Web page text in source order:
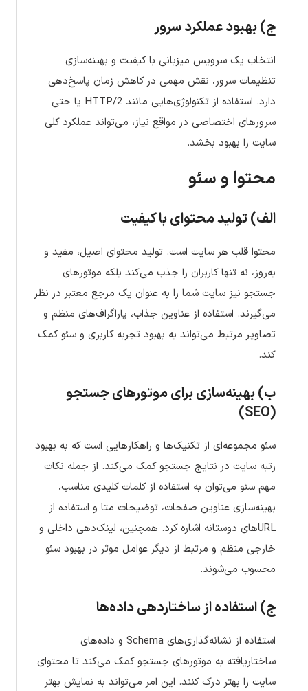
ج) بهبود عملکرد سرور
انتخاب یک سرویس میزبانی با کیفیت و بهینه‌سازی
تنظیمات سرور، نقش مهمی در کاهش زمان پاسخ‌دهی
دارد. استفاده از تکنولوژی‌هایی مانند HTTP/2 یا حتی
سرورهای اختصاصی در مواقع نیاز، می‌تواند عملکرد کلی
سایت را بهبود بخشد.
محتوا و سئو
الف) تولید محتوای با کیفیت
محتوا قلب هر سایت است. تولید محتوای اصیل، مفید و
به‌روز، نه تنها کاربران را جذب می‌کند بلکه موتورهای
جستجو نیز سایت شما را به عنوان یک مرجع معتبر در نظر
می‌گیرند. استفاده از عناوین جذاب، پاراگراف‌های منظم و
تصاویر مرتبط می‌تواند به بهبود تجربه کاربری و سئو کمک
کند.
ب) بهینه‌سازی برای موتورهای جستجو
(SEO)
سئو مجموعه‌ای از تکنیک‌ها و راهکارهایی است که به بهبود
رتبه سایت در نتایج جستجو کمک می‌کند. از جمله نکات
مهم سئو می‌توان به استفاده از کلمات کلیدی مناسب،
بهینه‌سازی عناوین صفحات، توضیحات متا و استفاده از
URLهای دوستانه اشاره کرد. همچنین، لینک‌دهی داخلی و
خارجی منظم و مرتبط از دیگر عوامل موثر در بهبود سئو
محسوب می‌شوند.
ج) استفاده از ساختاردهی داده‌ها
استفاده از نشانه‌گذاری‌های Schema و داده‌های
ساختاریافته به موتورهای جستجو کمک می‌کند تا محتوای
سایت را بهتر درک کنند. این امر می‌تواند به نمایش بهتر